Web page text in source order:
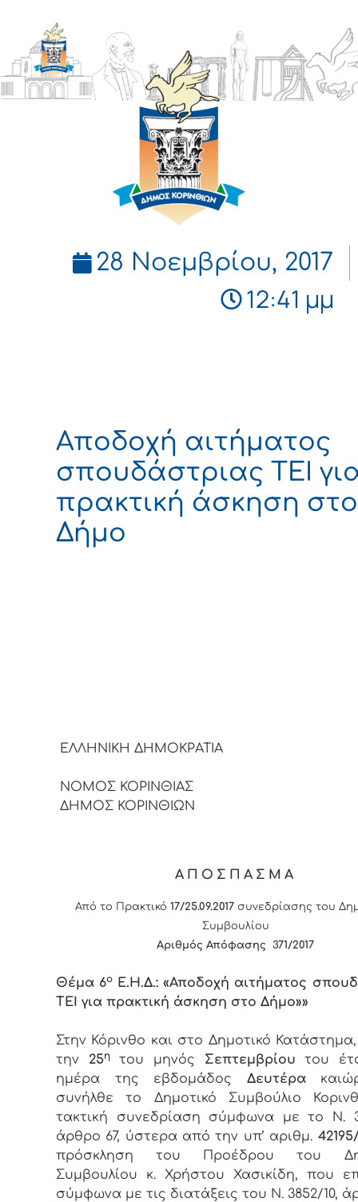
ΔΗΜΟΣ
ΚΟΡΙΝΘΙΩΝ
28 Νοεμβρίου, 2017
12:41 μμ
Αποδοχή αιτήματος
σπουδάστριας ΤΕΙ
πρακτική άσκηση στο
Δήμο
ΕΛΛΗΝΙΚΗ
ΝΟΜΟΣ ΚΟΡΙΝΘΙΑΣ
ΔΗΜΟΣ ΚΟΡΙΝΘΙΩΝ
ΑΠΟΣΠΑΣΜΑ
Από το Πρακτικό 17/25.09.2017συνεδρίασης του
Συμβουλίου
Αριθμός Απόφασης 371/2017
Θέμα 6ο Ε.Η.Δ.: «Αποδοχή αιτήματος
ΤΕΙ για πρακτική άσκηση στο Δήμο»»
Στην Κόρινθο και στο Δημοτικό
την 25η του μηνός Σεπτεμβρίου του
ημέρα της εβδομάδος Δευτέρα
συνήλθε το Δημοτικό Συμβούλιο
τακτική συνεδρίαση σύμφωνα με το Ν.
άρθρο 67, ύστερα από την υπ’ αριθμ.
πρόσκληση του Προέδρου του
Συμβουλίου κ. Χρήστου Χασικίδη, που
σύμφωνα με τις διατάξεις του Ν. 3852/10,